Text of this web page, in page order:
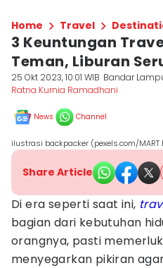
Home Travel
3 Keuntungan
Teman, Liburan
25 Okt 2023, 10:01 WIB Bandar
Ratna Kurnia Ramadhani
News Channel
ilustrasi backpacker (pexels.com/MART
Share Article
Di era seperti saat ini,
bagian dari kebutuhan
orangnya, pasti
menyegarkan pikiran